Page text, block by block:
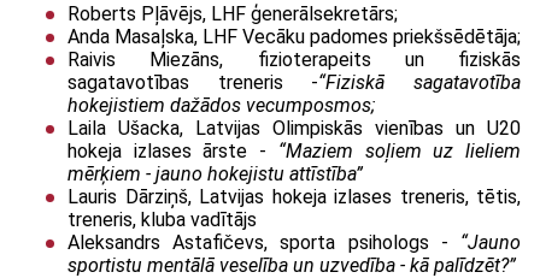
Roberts Pļāvējs, LHF ģenerālsekretārs;
Anda Masaļska, LHF Vecāku padomes priekšsēdētāja;
Raivis Miezāns, fizioterapeits un fiziskās
sagatavotības treneris -“Fiziskā sagatavotība
hokejistiem dažādos vecumposmos;
Laila Ušacka, Latvijas Olimpiskās vienības un U20
hokeja izlases ārste - “Maziem soļiem uz lieliem
mērķiem - jauno hokejistu attīstība”
Lauris Dārziņš, Latvijas hokeja izlases treneris, tētis,
treneris, kluba vadītājs
Aleksandrs Astafičevs, sporta psihologs - “Jauno
sportistu mentālā veselība un uzvedība - kā palīdzēt?”